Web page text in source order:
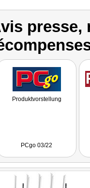
presse,
Produktvorstellung
PCgo 03/22